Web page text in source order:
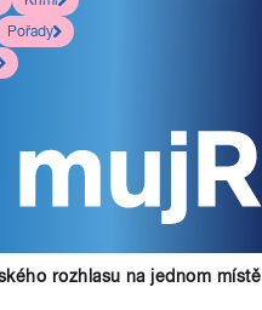
Pořady
rozhlasu na jednom místě